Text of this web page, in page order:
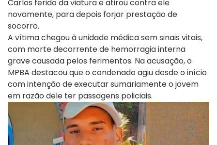
Carlos ferido da viatura e atirou contra ele
novamente, para depois forjar prestação de
socorro.
A vítima chegou à unidade médica sem sinais vitais,
com morte decorrente de hemorragia interna
grave causada pelos ferimentos. Na acusação, o
MPBA destacou que o condenado agiu desde o início
com intenção de executar sumariamente o jovem
em razão dele ter passagens policiais.